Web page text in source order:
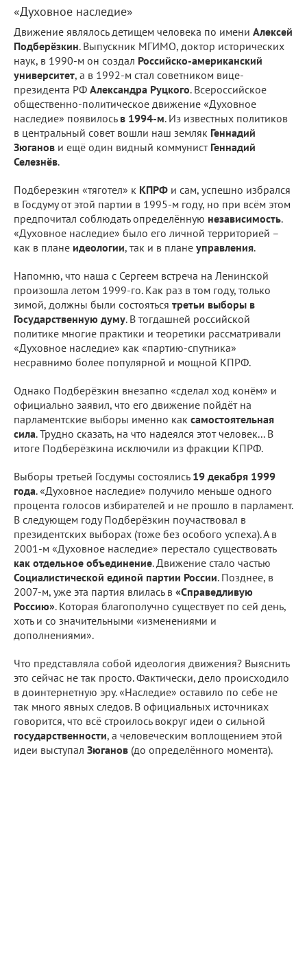
«Духовное наследие»
Движение являлось детищем человека по имени Алексей
Подберёзкин. Выпускник МГИМО, доктор исторических
наук, в 1990-м он создал Российско-американский
университет, а в 1992-м стал советником вице-
президента РФ Александра Руцкого. Всероссийское
общественно-политическое движение «Духовное
наследие» появилось в 1994-м. Из известных политиков
в центральный совет вошли наш земляк Геннадий
Зюганов и ещё один видный коммунист Геннадий
Селезнёв.
Подберезкин «тяготел» к КПРФ и сам, успешно избрался
в Госдуму от этой партии в 1995-м году, но при всём этом
предпочитал соблюдать определённую независимость.
«Духовное наследие» было его личной территорией –
как в плане идеологии, так и в плане управления.
Напомню, что наша с Сергеем встреча на Ленинской
произошла летом 1999-го. Как раз в том году, только
зимой, должны были состояться третьи выборы в
Государственную думу. В тогдашней российской
политике многие практики и теоретики рассматривали
«Духовное наследие» как «партию-спутника»
несравнимо более популярной и мощной КПРФ.
Однако Подберёзкин внезапно «сделал ход конём» и
официально заявил, что его движение пойдёт на
парламентские выборы именно как самостоятельная
сила. Трудно сказать, на что надеялся этот человек... В
итоге Подберёзкина исключили из фракции КПРФ.
Выборы третьей Госдумы состоялись 19 декабря 1999
года. «Духовное наследие» получило меньше одного
процента голосов избирателей и не прошло в парламент.
В следующем году Подберёзкин поучаствовал в
президентских выборах (тоже без особого успеха). А в
2001-м «Духовное наследие» перестало существовать
как отдельное объединение. Движение стало частью
Социалистической единой партии России. Позднее, в
2007-м, уже эта партия влилась в «Справедливую
Россию». Которая благополучно существует по сей день,
хоть и со значительными «изменениями и
дополнениями».
Что представляла собой идеология движения? Выяснить
это сейчас не так просто. Фактически, дело происходило
в доинтернетную эру. «Наследие» оставило по себе не
так много явных следов. В официальных источниках
говорится, что всё строилось вокруг идеи о сильной
государственности, а человеческим воплощением этой
идеи выступал Зюганов (до определённого момента).